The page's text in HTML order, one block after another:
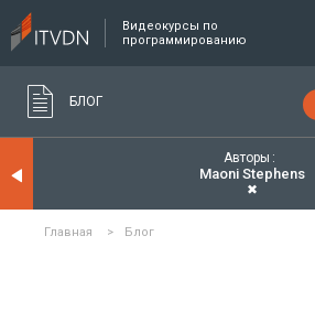
Видеокурсы по
программированию
БЛОГ
Авторы
Maoni Stephens
✖
Главная > Блог